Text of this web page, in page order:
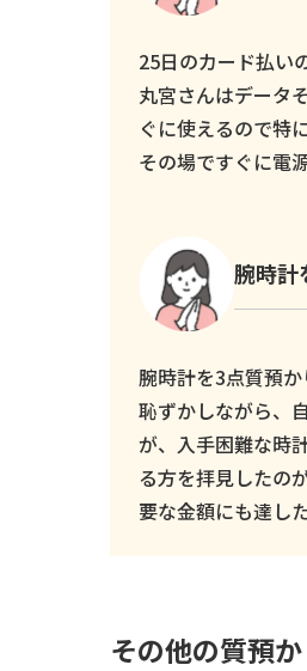
25日のカード払い
丸宮さんはデータ
ぐに使えるので特
その場ですぐに電
腕時計
腕時計を3点質預か
恥ずかしながら、
が、入手困難な時
る方を拝見したの
要な金額にも達し
その他の質預